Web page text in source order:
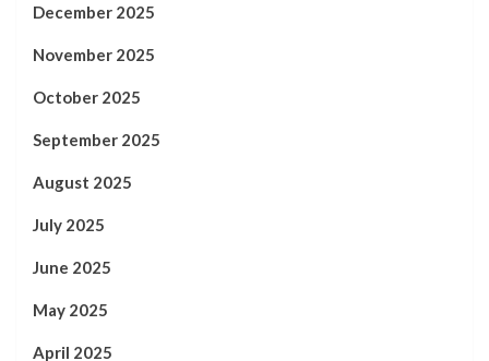
December 2025
November 2025
October 2025
September 2025
August 2025
July 2025
June 2025
May 2025
April 2025